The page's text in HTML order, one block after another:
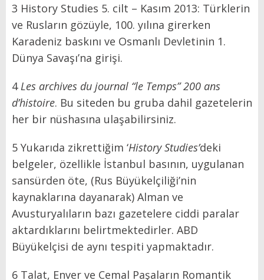
3 History Studies 5. cilt – Kasım 2013: Türklerin
ve Rusların gözüyle, 100. yılına girerken
Karadeniz baskını ve Osmanlı Devletinin 1.
Dünya Savaşı’na girişi.
4 Les archives du journal “le Temps” 200 ans
d’histoire. Bu siteden bu gruba dahil gazetelerin
her bir nüshasına ulaşabilirsiniz.
5 Yukarıda zikrettiğim ‘History Studies’deki
belgeler, özellikle İstanbul basının, uygulanan
sansürden öte, (Rus Büyükelçiliği’nin
kaynaklarına dayanarak) Alman ve
Avusturyalıların bazı gazetelere ciddi paralar
aktardıklarını belirtmektedirler. ABD
Büyükelçisi de aynı tespiti yapmaktadır.
6 Talat, Enver ve Cemal Paşaların Romantik